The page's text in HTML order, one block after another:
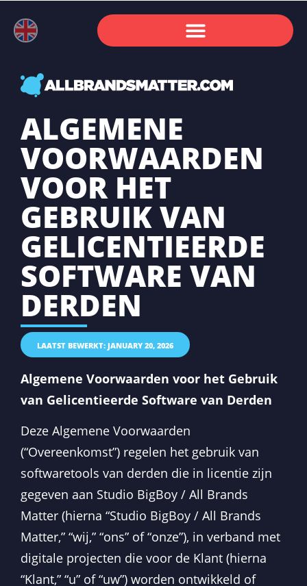
ALGEMENE
VOORWAARDEN
VOOR HET
GEBRUIK VAN
GELICENTIEERDE
SOFTWARE VAN
DERDEN
LAATST BEWERKT: JANUARY 20, 2026
Algemene Voorwaarden voor het Gebruik
van Gelicentieerde Software van Derden
Deze Algemene Voorwaarden
(“Overeenkomst”) regelen het gebruik van
softwaretools van derden die in licentie zijn
gegeven aan Studio BigBoy / All Brands
Matter (hierna “Studio BigBoy / All Brands
Matter,” “wij,” “ons” of “onze”), in verband met
digitale projecten die voor de Klant (hierna
“Klant,” “u” of “uw”) worden ontwikkeld of